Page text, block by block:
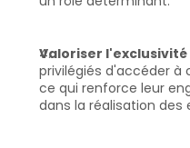
Valoriser l'exclusivité
privilégiés d'accéder à
ce qui renforce leur
dans la réalisation des